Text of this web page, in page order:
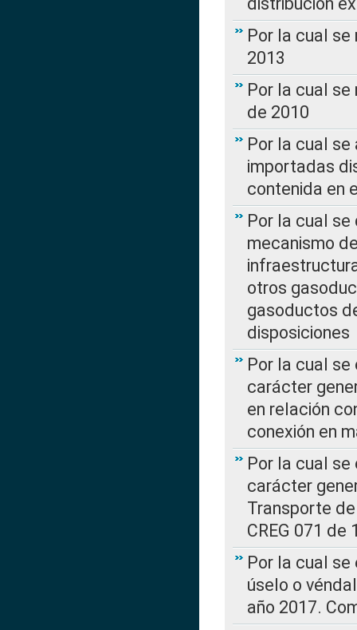
Por la cual se
2013
Por la cual se
de 2010
Por la cual
importadas
contenida en
Por la cual se
mecanismo
otros
gasoductos
disposiciones
Por la cual
carácter
en relación
conexión en
Por la cual
carácter
Transporte
CREG 071 de
Por la cual
úselo o
año 2017.